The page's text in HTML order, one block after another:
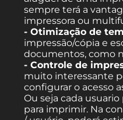
sempre terá a
impressora ou
- Otimização de
impressão/cópia e
documentos, como
- Controle de
muito interessante
configurar o acesso
Ou seja cada
para imprimir. Na